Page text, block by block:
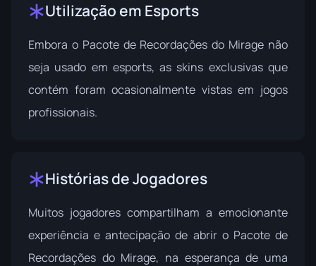
Utilização em Esports
Embora o Pacote de Recordações do Mirage não
seja usado em esports, as skins exclusivas que
contém foram ocasionalmente vistas em jogos
profissionais.
Histórias de Jogadores
Muitos jogadores compartilham a emocionante
experiência e antecipação de abrir o Pacote de
Recordações do Mirage, na esperança de uma